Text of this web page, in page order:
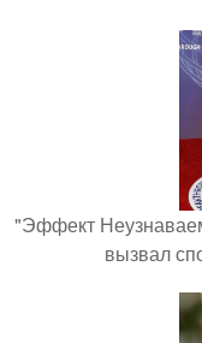
"Эффект
вызвал